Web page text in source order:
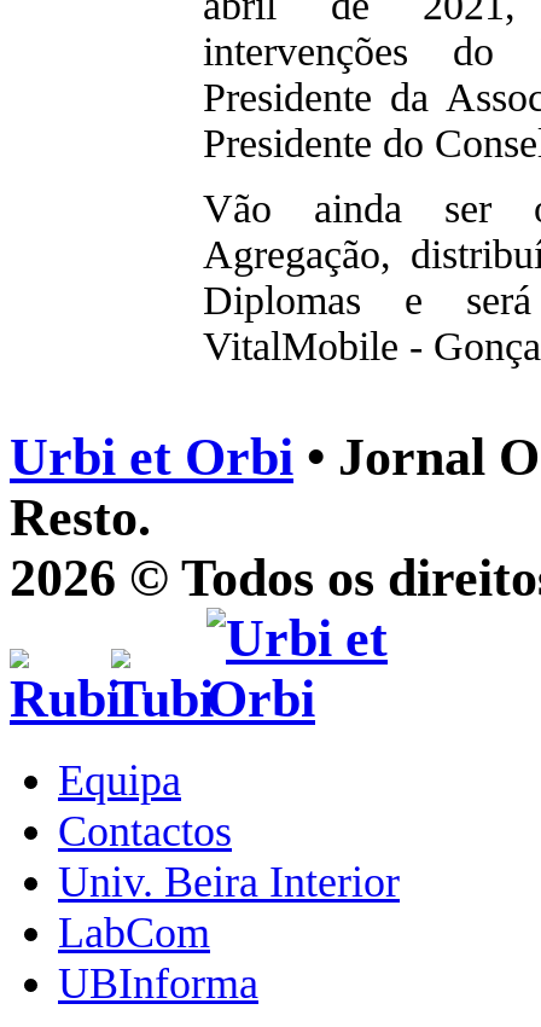
intervenções
Presidente da
Presidente do
Vão ainda ser
Agregação,
Diplomas e
VitalMobile -
Urbi et Orbi • Jornal
Resto.
2026 © Todos os
Equipa
Contactos
Univ. Beira Interior
LabCom
UBInforma